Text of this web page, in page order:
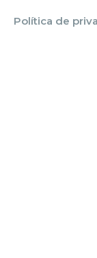
Política de